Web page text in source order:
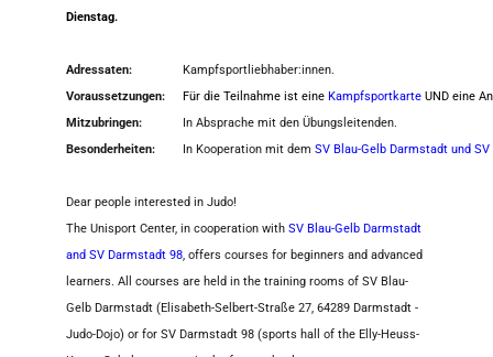
Dienstag.
Adressaten:
Kampfsportliebhaber:innen.
Voraussetzungen:
Für die Teilnahme ist eine Kampfsportkarte UND eine
Mitzubringen:
In Absprache mit den Übungsleitenden.
Besonderheiten:
In Kooperation mit dem SV Blau-Gelb Darmstadt und
Dear people interested in Judo!
The Unisport Center, in cooperation with SV Blau-Gelb Darmstadt
and SV Darmstadt 98, offers courses for beginners and advanced
learners. All courses are held in the training rooms of SV Blau-
Gelb Darmstadt (Elisabeth-Selbert-Straße 27, 64289 Darmstadt -
Judo-Dojo) or for SV Darmstadt 98 (sports hall of the Elly-Heuss-